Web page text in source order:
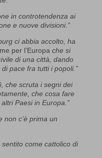
in controtendenza ai
e nuove divisioni.”
ci abbia accolto, ha
per l’Europa che si
di una città, dando
pace fra tutti i popoli.”
che scruta i segni dei
che cosa fare
Paesi in Europa.”
non c’è prima un
come cattolico di